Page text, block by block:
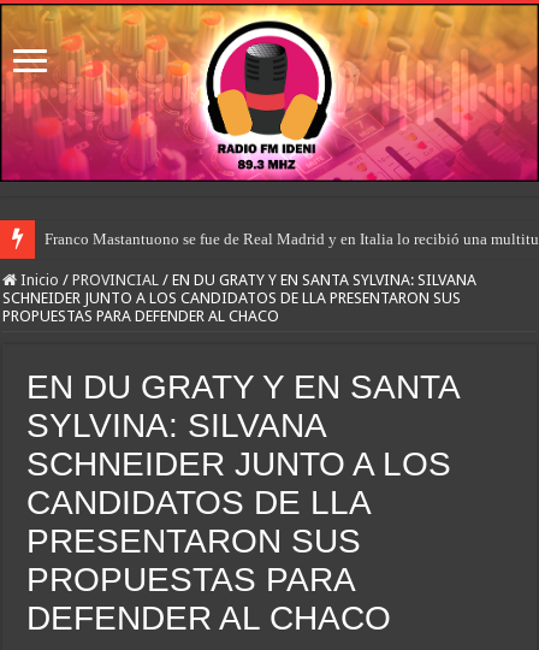
Franco Mastantuono se fue de Real Madrid y en Italia lo recibió una
Inicio / PROVINCIAL / EN DU GRATY Y EN SANTA SYLVINA: SILVANA
SCHNEIDER JUNTO A LOS CANDIDATOS DE LLA PRESENTARON SUS
PROPUESTAS PARA DEFENDER AL CHACO
EN DU GRATY Y EN SANTA
SYLVINA: SILVANA
SCHNEIDER JUNTO A LOS
CANDIDATOS DE LLA
PRESENTARON SUS
PROPUESTAS PARA
DEFENDER AL CHACO